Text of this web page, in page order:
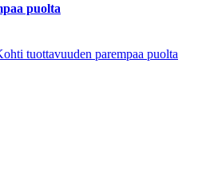
puolta
tuottavuuden parempaa puolta